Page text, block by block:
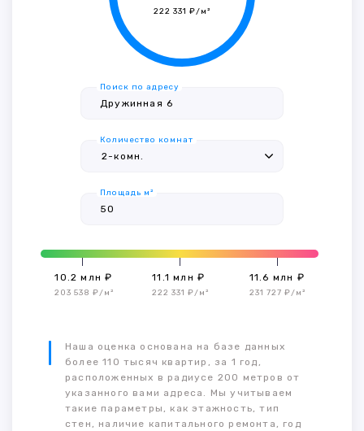
222 331 ₽/м²
Поиск по адресу
Количество комнат
Площадь м²
10.2 млн ₽
203 538 ₽/м²
11.1 млн ₽
222 331 ₽/м²
11.6 млн ₽
231 727 ₽/м²
Наша оценка основана на базе данных
более 110 тысяч квартир, за 1 год,
расположенных в радиусе 200 метров от
указанного вами адреса. Мы учитываем
такие параметры, как этажность, тип
стен, наличие капитального ремонта, год